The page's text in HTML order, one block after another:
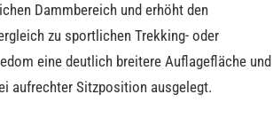
Dammbereich und erhöht den
zu sportlichen Trekking- oder
eine deutlich breitere Auflagefläche und
aufrechter Sitzposition ausgelegt.